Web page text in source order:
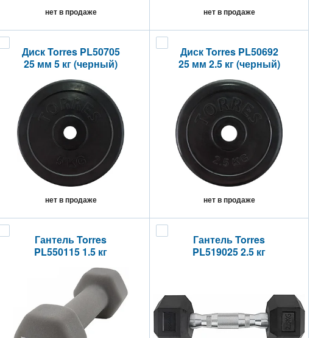
нет в продаже нет в продаже
Диск Torres PL50705
25 мм 5 кг (черный)
нет в продаже
Диск Torres PL50692
25 мм 2.5 кг (черный)
нет в продаже
Гантель Torres
PL550115 1.5 кг
Гантель Torres
PL519025 2.5 кг